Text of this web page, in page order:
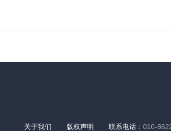
关于我们 版权声明 联系电话 ：010-